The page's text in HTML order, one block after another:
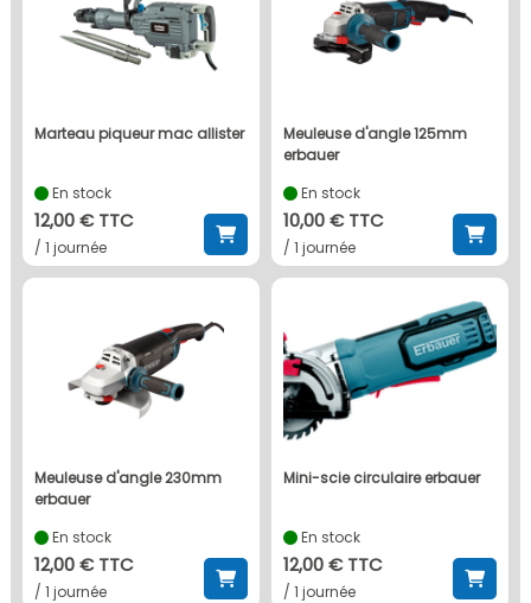
marteau piqueur mac allister
En stock
12,00 € TTC
/ 1 journée
meuleuse d'angle 125mm
erbauer
En stock
10,00 € TTC
/ 1 journée
meuleuse d'angle 230mm
erbauer
En stock
12,00 € TTC
/ 1 journée
mini-scie circulaire erbauer
En stock
12,00 € TTC
/ 1 journée